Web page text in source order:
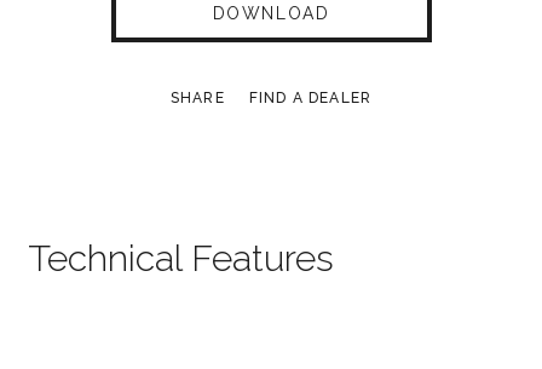
DOWNLOAD
SHARE FIND A DEALER
Technical Features